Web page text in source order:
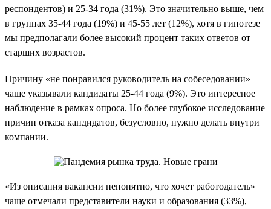
респондентов) и 25-34 года (31%). Это значительно выше, чем
в группах 35-44 года (19%) и 45-55 лет (12%), хотя в гипотезе
мы предполагали более высокий процент таких ответов от
старших возрастов.
Причину «не понравился руководитель на собеседовании»
чаще указывали кандидаты 25-44 года (9%). Это интересное
наблюдение в рамках опроса. Но более глубокое исследование
причин отказа кандидатов, безусловно, нужно делать внутри
компании.
«Из описания вакансии непонятно, что хочет работодатель»
чаще отмечали представители науки и образования (33%),